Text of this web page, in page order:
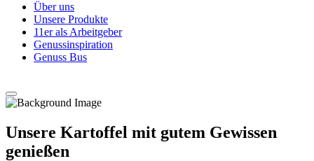
Über uns
Unsere Produkte
11er als Arbeitgeber
Genussinspiration
Genuss Bus
Unsere Kartoffel mit gutem Gewissen
genießen